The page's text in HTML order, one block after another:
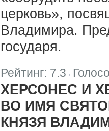
церковь»,
Владимира.
государя.
Рейтинг: 7.3
ХЕРСОНЕС И
ВО ИМЯ
КНЯЗЯ